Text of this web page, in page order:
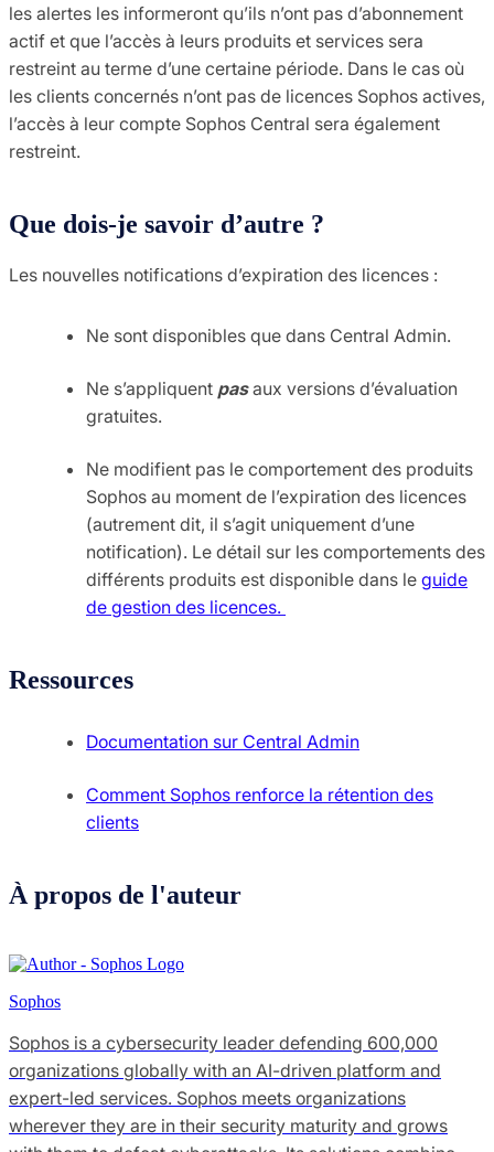
les alertes les informeront qu’ils n’ont pas d’abonnement
actif et que l’accès à leurs produits et services sera
restreint au terme d’une certaine période. Dans le cas où
les clients concernés n’ont pas de licences Sophos actives,
l’accès à leur compte Sophos Central sera également
restreint.
Que dois-je savoir d’autre ?
Les nouvelles notifications d’expiration des licences :
Ne sont disponibles que dans Central Admin.
Ne s’appliquent pasaux versions d’évaluation
gratuites.
Ne modifient pas le comportement des produits
Sophos au moment de l’expiration des licences
(autrement dit, il s’agit uniquement d’une
notification). Le détail sur les comportements des
différents produits est disponible dans le guide
de gestion des licences.
Ressources
Documentation sur Central Admin
Comment Sophos renforce la rétention des
clients
À propos de l'auteur
Sophos
Sophos is a cybersecurity leader defending 600,000
organizations globally with an AI-driven platform and
expert-led services. Sophos meets organizations
wherever they are in their security maturity and grows